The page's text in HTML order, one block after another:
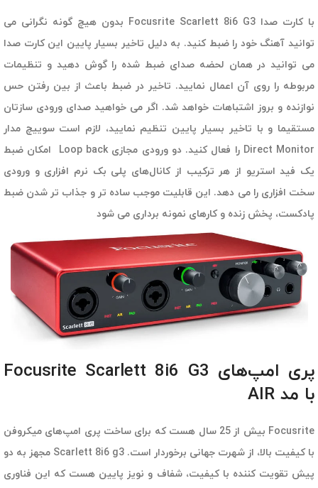
با کارت صدا Focusrite Scarlett 8i6 G3 بدون هیچ گونه نگرانی می
توانید آهنگ خود را ضبط کنید. به دلیل تاخیر بسیار پایین این کارت صدا
می توانید در همان لحضه صدای ضبط شده را گوش دهید و تنظیمات
مربوطه را روی آن اعمال نمایید. تاخیر در ضبط باعث از بین رفتن حس
نوازنده و بروز اشتباهات خواهد شد. اگر می خواهید صدای ورودی سازتان
مستقیما و با تاخیر بسیار پایین تنظیم نمایید، لازم است سوییچ مدار
Direct Monitor را فعال کنید. دو ورودی مجازی Loop back امکان ضبط
یک فید استریو از هر ترکیب از کانال‌های پلی بک نرم افزاری و ورودی
سخت افزاری را می دهد. این قابلیت موجب ساده تر و جذاب تر شدن ضبط
پادکست، پخش زنده و کارهای نمونه برداری می شود
پری امپ‌های Focusrite Scarlett 8i6 G3
با مد AIR
Focusrite بیش از 25 سال هست که برای ساخت پری امپ‌های میکروفن
با کیفیت بالا، از شهرت جهانی برخوردار است. Scarlett 8i6 g3 مجهز به دو
پیش تقویت کننده با کیفیت، شفاف و نویز پایین هست که این فناوری